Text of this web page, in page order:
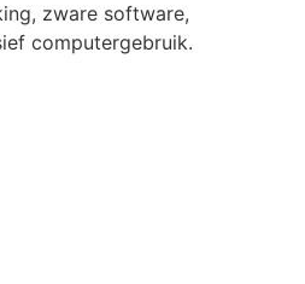
zware software,
computergebruik.